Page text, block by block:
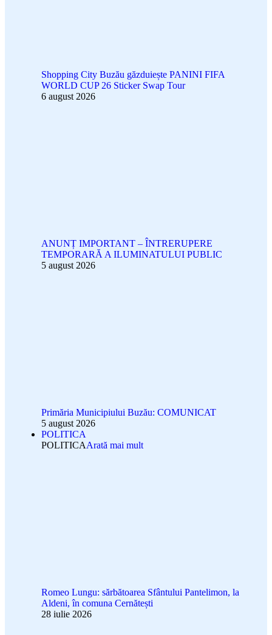
Shopping City Buzău găzduiește PANINI FIFA
WORLD CUP 26 Sticker Swap Tour
6 august 2026
ANUNȚ IMPORTANT – ÎNTRERUPERE
TEMPORARĂ A ILUMINATULUI PUBLIC
5 august 2026
Primăria Municipiului Buzău: COMUNICAT
5 august 2026
POLITICA
POLITICAArată mai mult
Romeo Lungu: sărbătoarea Sfântului Pantelimon, la
Aldeni, în comuna Cernătești
28 iulie 2026